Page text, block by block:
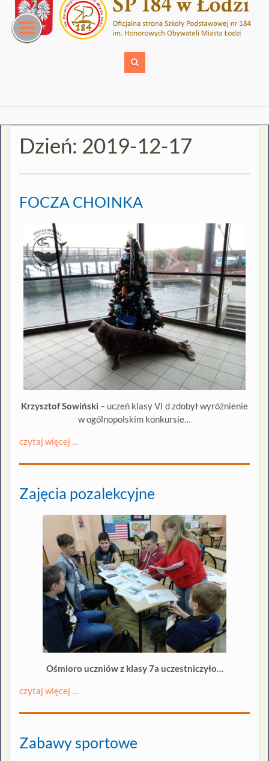
content
Dzień: 2019-12-17
FOCZA CHOINKA
Krzysztof Sowiński – uczeń klasy VI d zdobył wyróżnienie
w ogólnopolskim konkursie…
czytaj więcej …
Zajęcia pozalekcyjne
Ośmioro uczniów z klasy 7a uczestniczyło…
czytaj więcej …
Zabawy sportowe